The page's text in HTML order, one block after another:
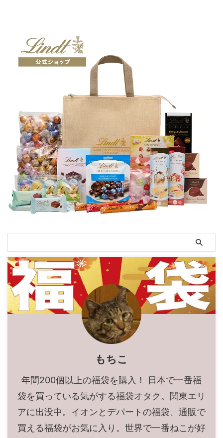
もちこ
年間200個以上の福袋を購入！ 日本で一番福
袋を買っている気がする福袋オタク。関東エリ
アに出没中。イオンとデパートの福袋、通販で
買える福袋がお気に入り。世界で一番ねこが好